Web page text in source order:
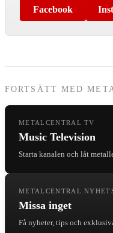
Facebook
FORTSÄTT MED
METALCENTRAL TV
Music Television
Starta kanalen och låt
METALCENTRAL
Missa inget
Få nyheter, tips och